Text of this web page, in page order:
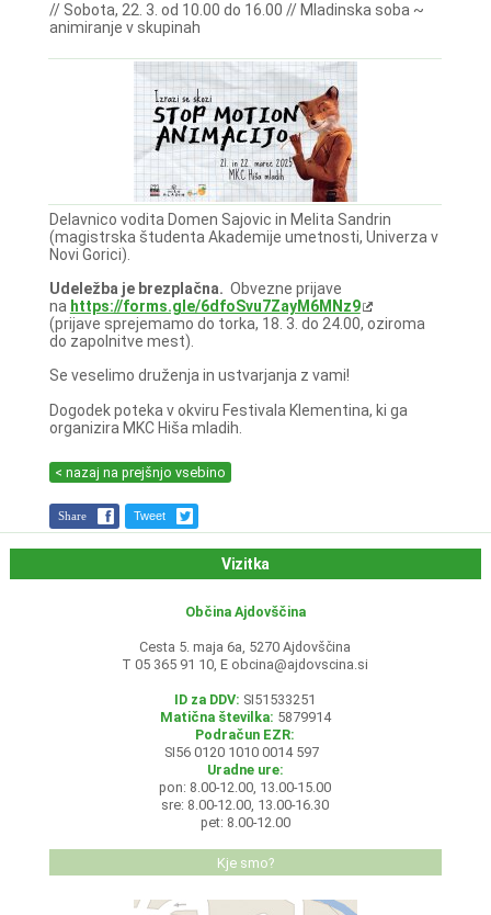
// Sobota, 22. 3. od 10.00 do 16.00 // Mladinska soba ~
animiranje v skupinah
Delavnico vodita Domen Sajovic in Melita Sandrin
(magistrska študenta Akademije umetnosti, Univerza v
Novi Gorici).
Udeležba je brezplačna. Obvezne prijave
na https://forms.gle/6dfoSvu7ZayM6MNz9
(prijave sprejemamo do torka, 18. 3. do 24.00, oziroma
do zapolnitve mest).
Se veselimo druženja in ustvarjanja z vami!
Dogodek poteka v okviru Festivala Klementina, ki ga
organizira MKC Hiša mladih.
< nazaj na prejšnjo vsebino
Share Tweet
Vizitka
Občina Ajdovščina
Cesta 5. maja 6a, 5270 Ajdovščina
T 05 365 91 10, E obcina@ajdovscina.si
ID za DDV: SI51533251
Matična številka: 5879914
Podračun EZR:
SI56 0120 1010 0014 597
Uradne ure:
pon: 8.00-12.00, 13.00-15.00
sre: 8.00-12.00, 13.00-16.30
pet: 8.00-12.00
Kje smo?